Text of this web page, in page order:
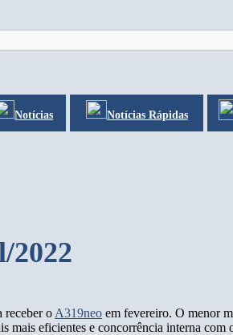
Notícias Notícias Rápidas
2022
receber o A319neo em fevereiro. O menor
mais eficientes e concorrência interna com